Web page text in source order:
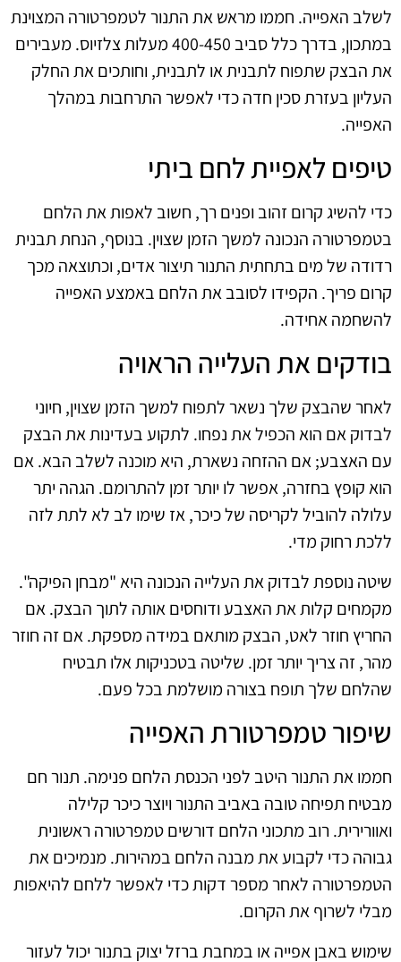
לשלב האפייה. חממו מראש את התנור לטמפרטורה המצוינת
במתכון, בדרך כלל סביב 400-450 מעלות צלזיוס. מעבירים
את הבצק שתפוח לתבנית או לתבנית, וחותכים את החלק
העליון בעזרת סכין חדה כדי לאפשר התרחבות במהלך
האפייה.
טיפים לאפיית לחם ביתי
כדי להשיג קרום זהוב ופנים רך, חשוב לאפות את הלחם
בטמפרטורה הנכונה למשך הזמן שצוין. בנוסף, הנחת תבנית
רדודה של מים בתחתית התנור תיצור אדים, וכתוצאה מכך
קרום פריך. הקפידו לסובב את הלחם באמצע האפייה
להשחמה אחידה.
בודקים את העלייה הראויה
לאחר שהבצק שלך נשאר לתפוח למשך הזמן שצוין, חיוני
לבדוק אם הוא הכפיל את נפחו. לתקוע בעדינות את הבצק
עם האצבע; אם ההזחה נשארת, היא מוכנה לשלב הבא. אם
הוא קופץ בחזרה, אפשר לו יותר זמן להתרומם. הגהה יתר
עלולה להוביל לקריסה של כיכר, אז שימו לב לא לתת לזה
ללכת רחוק מדי.
שיטה נוספת לבדוק את העלייה הנכונה היא "מבחן הפיקה".
מקמחים קלות את האצבע ודוחסים אותה לתוך הבצק. אם
החריץ חוזר לאט, הבצק מותאם במידה מספקת. אם זה חוזר
מהר, זה צריך יותר זמן. שליטה בטכניקות אלו תבטיח
שהלחם שלך תופח בצורה מושלמת בכל פעם.
שיפור טמפרטורת האפייה
חממו את התנור היטב לפני הכנסת הלחם פנימה. תנור חם
מבטיח תפיחה טובה באביב התנור ויוצר כיכר קלילה
ואוורירית. רוב מתכוני הלחם דורשים טמפרטורה ראשונית
גבוהה כדי לקבוע את מבנה הלחם במהירות. מנמיכים את
הטמפרטורה לאחר מספר דקות כדי לאפשר ללחם להיאפות
מבלי לשרוף את הקרום.
שימוש באבן אפייה או במחבת ברזל יצוק בתנור יכול לעזור